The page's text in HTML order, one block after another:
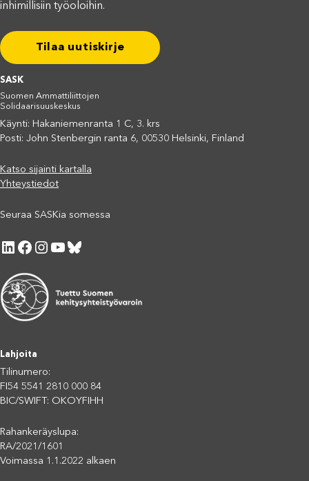
inhimillisiin työoloihin.
Tilaa uutiskirje
SASK
Suomen Ammattiliittojen
Solidaarisuuskeskus
Käynti: Hakaniemenranta 1 C, 3. krs
Posti: John Stenbergin ranta 6, 00530 Helsinki, Finland
Katso sijainti kartalla
Yhteystiedot
Seuraa SASKia somessa
LinkedIn Facebook Instagram YouTube Bluesky
Lahjoita
Tilinumero:
FI54 5541 2810 000 84
BIC/SWIFT: OKOYFIHH
Rahankeräyslupa:
RA/2021/1601
Voimassa 1.1.2022 alkaen